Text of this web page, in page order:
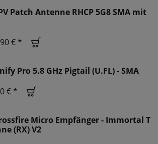
Patch Antenne RHCP 5G8 SMA mit
€ *
Pro 5.8 GHz Pigtail (U.FL) - SMA
€ *
Micro Empfänger - Immortal T
(RX) V2